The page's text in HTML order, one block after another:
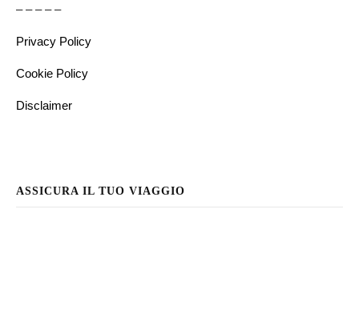
– – – – –
Privacy Policy
Cookie Policy
Disclaimer
ASSICURA IL TUO VIAGGIO